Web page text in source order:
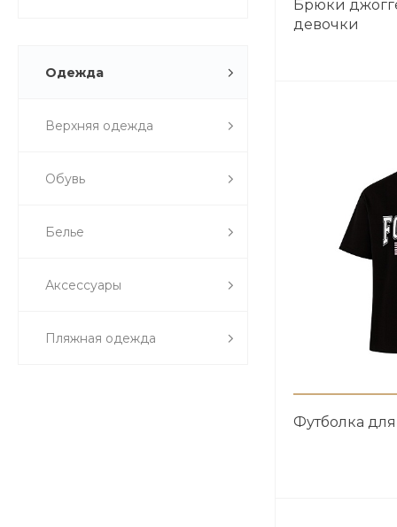
Черный
Красный
Желтый
Серый меланж
Синяя полоска
Одежда
Верхняя одежда
Обувь
Белье
Аксессуары
Пляжная одежда
Брюки
девочки
Футболка